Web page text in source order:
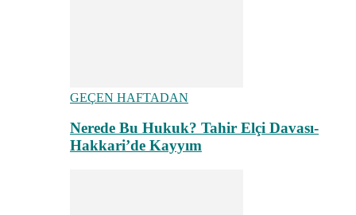
GEÇEN HAFTADAN
Nerede Bu Hukuk? Tahir Elçi Davası-
Hakkari’de Kayyım